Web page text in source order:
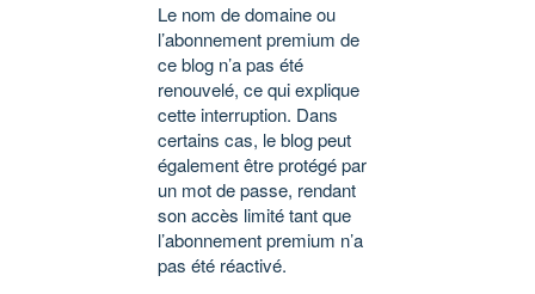
Le nom de domaine ou
l’abonnement premium de
ce blog n’a pas été
renouvelé, ce qui explique
cette interruption. Dans
certains cas, le blog peut
également être protégé par
un mot de passe, rendant
son accès limité tant que
l’abonnement premium n’a
pas été réactivé.